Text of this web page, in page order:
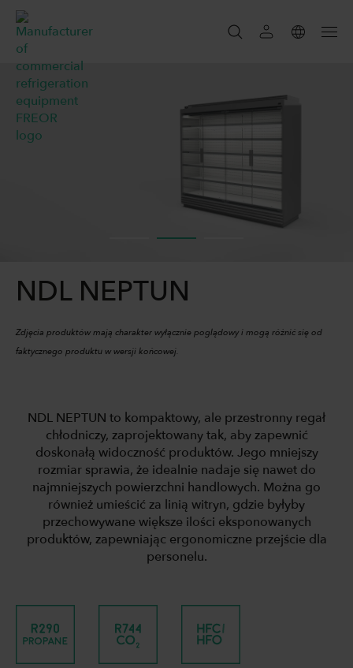
SZUKAJ
NDL NEPTUN
Zdjęcia produktów mają charakter wyłącznie poglądowy i mogą różnić się od
faktycznego produktu w wersji końcowej.
NDL NEPTUN to kompaktowy, ale przestronny regał
chłodniczy, zaprojektowany tak, aby zapewnić
doskonałą widoczność produktów. Jego mniejszy
rozmiar sprawia, że idealnie nadaje się nawet do
najmniejszych powierzchni handlowych. Można go
również umieścić za linią witryn, gdzie byłyby
przechowywane większe ilości eksponowanych
produktów, zapewniając ergonomiczne przejście dla
personelu.